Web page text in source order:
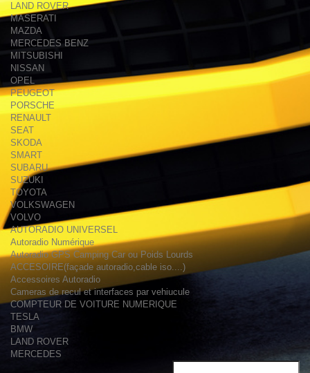
LAND ROVER
MASERATI
MAZDA
MERCEDES BENZ
MITSUBISHI
NISSAN
OPEL
PEUGEOT
PORSCHE
RENAULT
SEAT
SKODA
SMART
SUBARU
SUZUKI
TOYOTA
VOLKSWAGEN
VOLVO
AUTORADIO UNIVERSEL
Autoradio Numérique
Autoradio GPS Camping Car ou Poids Lourds
ACCESOIRE(façade autoradio,cable iso....)
Accessoires Autoradio
Cameras de recul et interfaces par vehiucule
COMPTEUR DE VOITURE NUMERIQUE
TESLA
BMW
LAND ROVER
MERCEDES